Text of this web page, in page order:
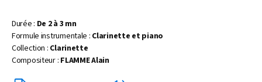
Durée : De 2 à 3 mn
Formule instrumentale : Clarinette et piano
Collection : Clarinette
Compositeur : FLAMME Alain